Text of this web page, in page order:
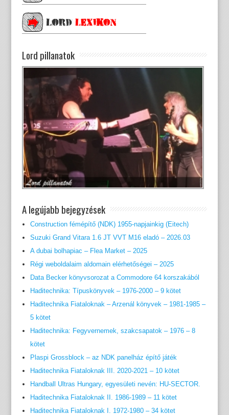
Lord pillanatok
A legújabb bejegyzések
Construction fémépítő (NDK) 1955-napjainkig (Eitech)
Suzuki Grand Vitara 1.6 JT VVT M16 eladó – 2026.03
A dubai bolhapiac – Flea Market – 2025
Régi weboldalaim aldomain elérhetőségei – 2025
Data Becker könyvsorozat a Commodore 64 korszakából
Haditechnika: Típuskönyvek – 1976-2000 – 9 kötet
Haditechnika Fiataloknak – Arzenál könyvek – 1981-1985 –
5 kötet
Haditechnika: Fegyvernemek, szakcsapatok – 1976 – 8
kötet
Plaspi Grossblock – az NDK panelház építő játék
Haditechnika Fiataloknak III. 2020-2021 – 10 kötet
Handball Ultras Hungary, egyesületi nevén: HU-SECTOR.
Haditechnika Fiataloknak II. 1986-1989 – 11 kötet
Haditechnika Fiataloknak I. 1972-1980 – 34 kötet